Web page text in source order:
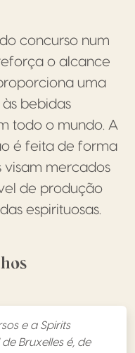
concurso num
o alcance
uma
bebidas
todo o mundo. A
é feita de forma
visam mercados
de produção
espirituosas.
e a Spirits
Bruxelles é, de